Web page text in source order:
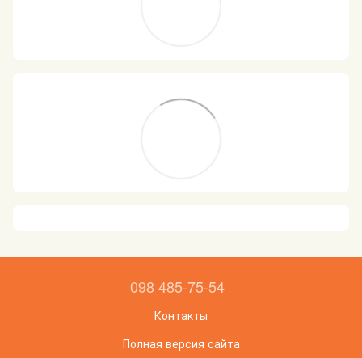
098 485-75-54
Контакты
Полная версия сайта